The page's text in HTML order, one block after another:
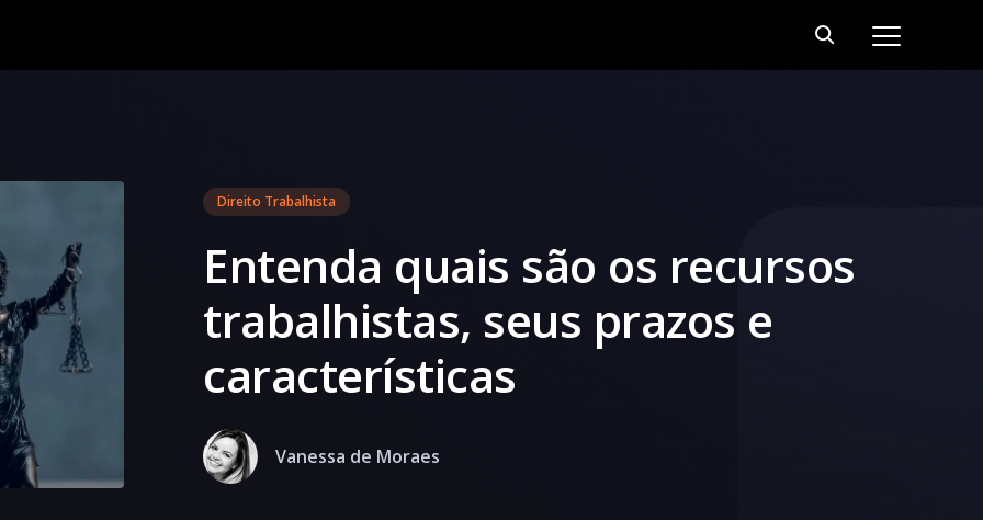
Direito Trabalhista
Entenda quais são os recursos
trabalhistas, seus prazos e
características
Vanessa de Moraes